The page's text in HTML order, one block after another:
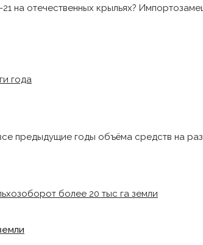
на отечественных крыльях?
предыдущие годы объёма средств на